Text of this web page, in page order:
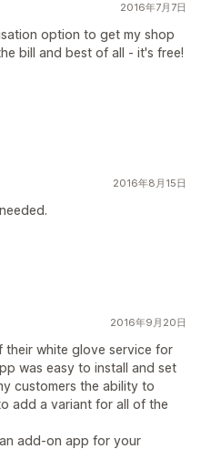
2016年7月7日
option to get my shop
bill and best of all - it's free!
2016年8月15日
2016年9月20日
white glove service for
was easy to install and set
customers the ability to
add a variant for all of the
add-on app for your